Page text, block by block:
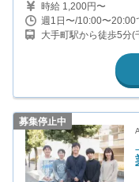
時給 1,200円〜
週1日〜/10:00〜20:00
大手町駅から徒歩5分
駅から徒歩10分(山手
募集停止中